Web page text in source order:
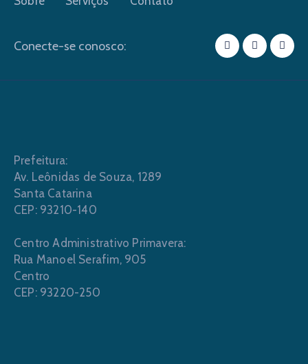
Conecte-se conosco:
Prefeitura:
Av. Leônidas de Souza, 1289
Santa Catarina
CEP: 93210-140
Centro Administrativo Primavera:
Rua Manoel Serafim, 905
Centro
CEP: 93220-250